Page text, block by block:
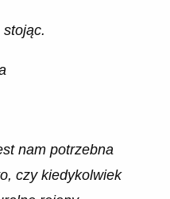
nam potrzebna
czy kiedykolwiek